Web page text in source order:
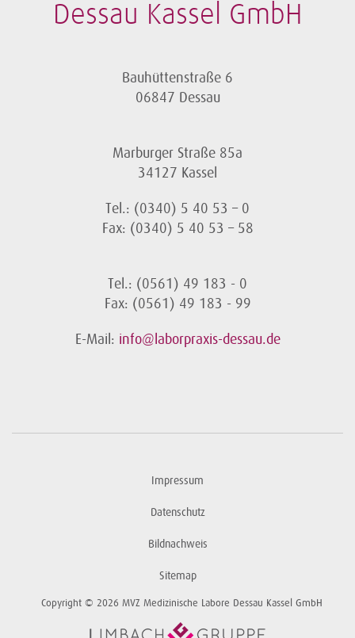
Dessau Kassel GmbH
Bauhüttenstraße 6
06847 Dessau
Marburger Straße 85a
34127 Kassel
Tel.: (0340) 5 40 53 – 0
Fax: (0340) 5 40 53 – 58
Tel.: (0561) 49 183 - 0
Fax: (0561) 49 183 - 99
E-Mail: info@laborpraxis-dessau.de
Impressum
Datenschutz
Bildnachweis
Sitemap
Copyright © 2026 MVZ Medizinische Labore Dessau Kassel GmbH